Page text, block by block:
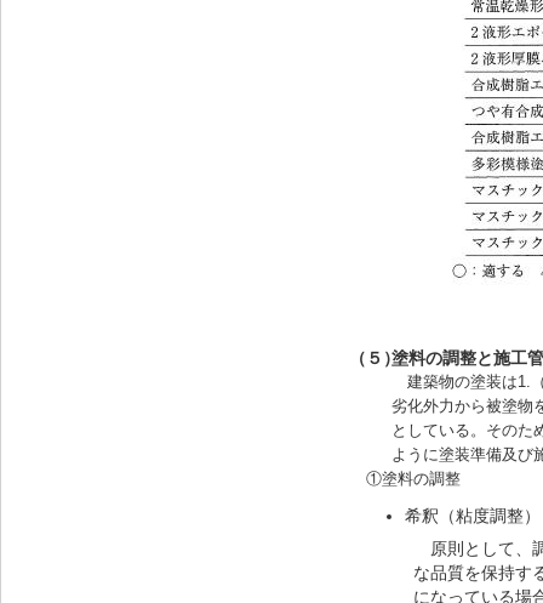
（５）塗料の調整と施工
建築物の塗装は1.
劣化外力から被塗物
としている。そのた
ように塗装準備及び
①塗料の調整
希釈（粘度調整）
原則として、
な品質を保持す
になっている場